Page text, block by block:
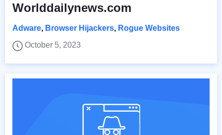
Worlddailynews.com
Adware, Browser Hijackers, Rogue Websites
October 5, 2023